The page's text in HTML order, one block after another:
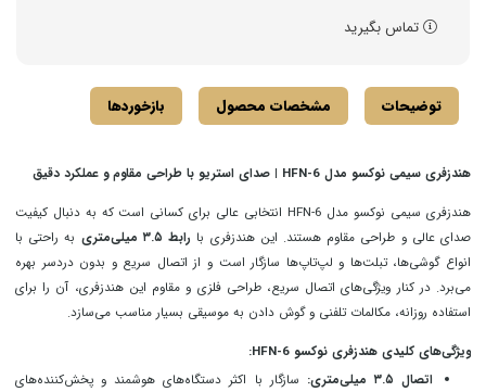
تماس بگیرید
توضیحات مشخصات محصول بازخوردها
هندزفری سیمی نوکسو مدل HFN-6 | صدای استریو با طراحی مقاوم و عملکرد دقیق
هندزفری سیمی نوکسو مدل HFN-6 انتخابی عالی برای کسانی است که به دنبال کیفیت
صدای عالی و طراحی مقاوم هستند. این هندزفری با رابط ۳.۵ میلی‌متری
به راحتی با
انواع گوشی‌ها، تبلت‌ها و لپ‌تاپ‌ها سازگار است و از اتصال سریع و بدون دردسر بهره
می‌برد. در کنار ویژگی‌های اتصال سریع، طراحی فلزی و مقاوم این هندزفری، آن را برای
استفاده روزانه، مکالمات تلفنی و گوش دادن به موسیقی بسیار مناسب می‌سازد.
ویژگی‌های کلیدی هندزفری نوکسو HFN-6:
اتصال ۳.۵ میلی‌متری:
سازگار با اکثر دستگاه‌های هوشمند و پخش‌کننده‌های